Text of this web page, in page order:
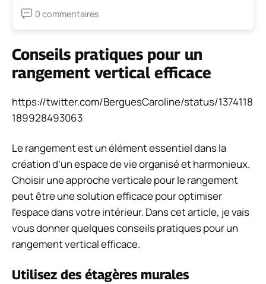
0 commentaires
Conseils pratiques pour un
rangement vertical efficace
https://twitter.com/BerguesCaroline/status/1374118
189928493063
Le rangement est un élément essentiel dans la
création d’un espace de vie organisé et harmonieux.
Choisir une approche verticale pour le rangement
peut être une solution efficace pour optimiser
l’espace dans votre intérieur. Dans cet article, je vais
vous donner quelques conseils pratiques pour un
rangement vertical efficace.
Utilisez des étagères murales